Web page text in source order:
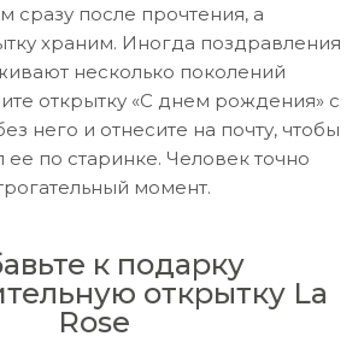
сразу после прочтения, а
храним. Иногда поздравления
несколько поколений
открытку «С днем рождения» с
него и отнесите на почту, чтобы
ее по старинке. Человек точно
момент.
к подарку
открытку La
Rose